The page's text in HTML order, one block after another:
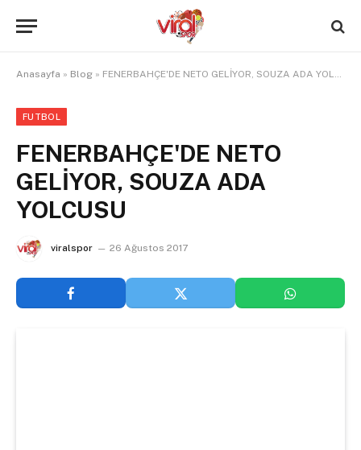
Anasayfa » Blog » FENERBAHÇE'DE NETO GELİYOR, SOUZA ADA YOLCUSU
FUTBOL
FENERBAHÇE'DE NETO
GELİYOR, SOUZA ADA
YOLCUSU
viralspor 26 Ağustos 2017